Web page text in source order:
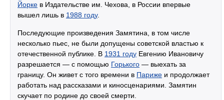
Йорке в Издательстве им. Чехова, в России впервые
вышел лишь в 1988 году.
Последующие произведения Замятина, в том числе
несколько пьес, не были допущены советской властью к
отечественной публике. В 1931 году Евгению Ивановичу
разрешается — с помощью Горького — выехать за
границу. Он живет с того времени в Париже и продолжает
работать над рассказами и киносценариями. Замятин
скучает по родине до своей смерти.